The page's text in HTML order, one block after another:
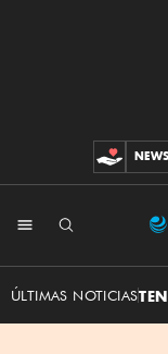
ÚLTIMAS NOTICIAS